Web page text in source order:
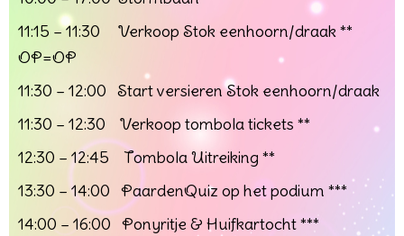
11:15 – 11:30 Verkoop Stok eenhoorn/draak **
OP=OP
11:30 – 12:00 Start versieren Stok eenhoorn/draak
11:30 – 12:30 Verkoop tombola tickets **
12:30 – 12:45 Tombola Uitreiking **
13:30 – 14:00 PaardenQuiz op het podium ***
14:00 – 16:00 Ponyritje & Huifkartocht ***